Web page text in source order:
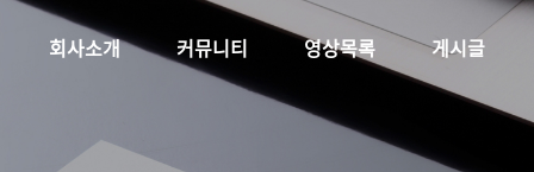
회사소개 커뮤니티 영상목록 게시글